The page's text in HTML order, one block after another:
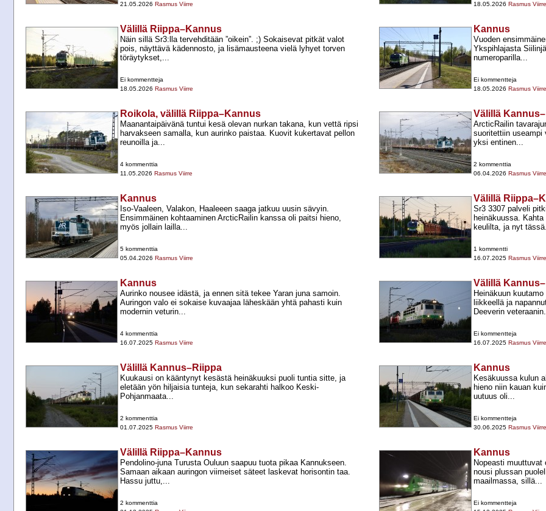
21.05.2026 Rasmus Viirre
18.05.2026 Rasmus Viirre
Välillä Riippa–Kannus
Näin sillä Sr3:lla tervehditään ”oikein”. ;) Sokaisevat pitkät valot
pois, näyttävä kädennosto, ja lisämausteena vielä lyhyet torven
töräytykset,...
Ei kommentteja
18.05.2026 Rasmus Viirre
Kannus
Vuoden
Ykspihlajasta
numeroparilla...
Ei kommentteja
18.05.2026 Rasmus Viirre
Roikola, välillä Riippa–Kannus
Maanantaipäivänä tuntui kesä olevan nurkan takana, kun vettä ripsi
harvakseen samalla, kun aurinko paistaa. Kuovit kukertavat pellon
reunoilla ja...
4 kommenttia
11.05.2026 Rasmus Viirre
Välillä
ArcticRailin
suoritettiin useampi
yksi entinen...
2 kommenttia
06.04.2026 Rasmus Viirre
Kannus
Iso-​Vaaleen, Valakon, Haaleeen saaga jatkuu uusin sävyin.
Ensimmäinen kohtaaminen ArcticRailin kanssa oli paitsi hieno,
myös jollain lailla...
5 kommenttia
05.04.2026 Rasmus Viirre
Välillä
Sr3 3307 palveli
heinäkuussa.
keulilta, ja nyt
1 kommentti
16.07.2025 Rasmus Viirre
Kannus
Aurinko nousee idästä, ja ennen sitä tekee Yaran juna samoin.
Auringon valo ei sokaise kuvaajaa läheskään yhtä pahasti kuin
modernin veturin...
4 kommenttia
16.07.2025 Rasmus Viirre
Välillä
Heinäkuun
liikkeellä ja
Deeverin
Ei kommentteja
16.07.2025 Rasmus Viirre
Välillä Kannus–Riippa
Kuukausi on kääntynyt kesästä heinäkuuksi puoli tuntia sitte, ja
eletään yön hiljaisia tunteja, kun sekarahti halkoo Keski-​
Pohjanmaata...
2 kommenttia
01.07.2025 Rasmus Viirre
Kannus
Kesäkuussa kulun
hieno niin kauan
uutuus oli...
Ei kommentteja
30.06.2025 Rasmus Viirre
Välillä Riippa–Kannus
Pendolino-​juna Turusta Ouluun saapuu tuota pikaa Kannukseen.
Samaan aikaan auringon viimeiset säteet laskevat horisontin taa.
Hassu juttu,...
2 kommenttia
Kannus
Nopeasti muuttuvat
nousi plussan
maailmassa, sillä...
Ei kommentteja